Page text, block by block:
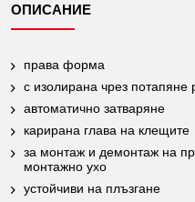
ОПИСАНИЕ
права форма
с изолирана чрез потапяне
автоматично затваряне
карирана глава на клещите
за монтаж и демонтаж на
монтажно ухо
устойчиви на плъзгане